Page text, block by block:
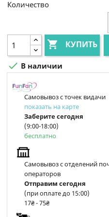
Количество
 КУПИТЬ
 В наличии
Самовывоз с точек видачи
показать на карте
Заберите сегодня
(9:00-18:00)
бесплатно
Самовывоз с отделений
операторов
Отправим сегодня
(при оплате до 15:00)
17₴ - 75₴